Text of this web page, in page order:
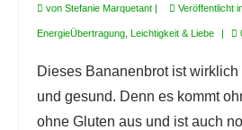
von Stefanie Marquetant | Veröffentlicht
EnergieÜbertragung Leichtigkeit & Liebe |
Dieses Bananenbrot ist wirklich
und gesund. Denn es kommt
ohne Gluten aus und ist auch